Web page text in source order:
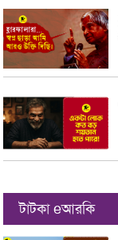
টাটকা eআরকি